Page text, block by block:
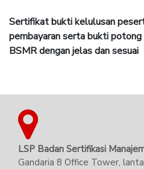
Sertifikat bukti kelulusan
pembayaran serta bukti
BSMR dengan jelas dan sesuai
LSP Badan Sertifikasi
Gandaria 8 Office Tower,